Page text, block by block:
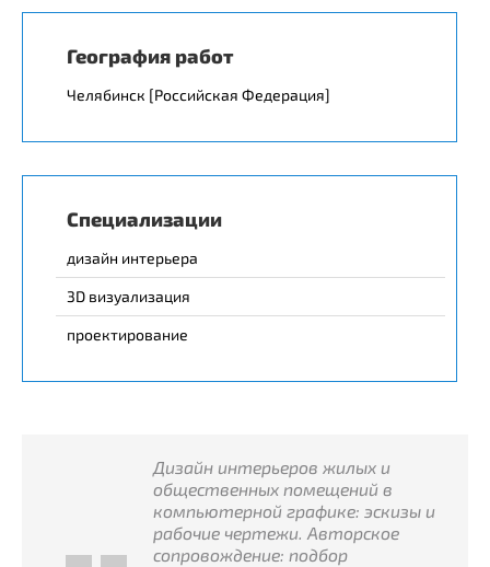
География работ
Челябинск [Российская Федерация]
Специализации
дизайн интерьера
3D визуализация
проектирование
Дизайн интерьеров жилых и
общественных помещений в
компьютерной графике: эскизы и
рабочие чертежи. Авторское
сопровождение: подбор